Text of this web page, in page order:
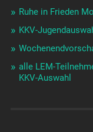
Ruhe in Frieden
KKV-
alle LEM-
KKV-Auswahl